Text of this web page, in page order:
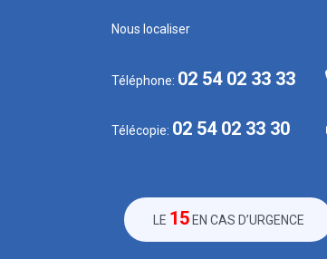
Nous localiser
Téléphone: 02 54 02 33 33
Télécopie: 02 54 02 33 30
LE 15EN CAS D’URGENCE